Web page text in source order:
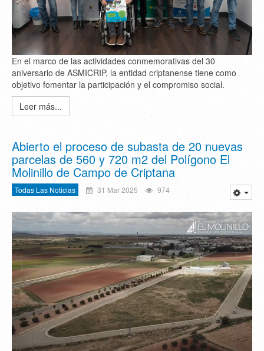
En el marco de las actividades conmemorativas del 30
aniversario de ASMICRIP, la entidad criptanense tiene como
objetivo fomentar la participación y el compromiso social.
Leer más...
Abierto el proceso de subasta de 20 nuevas
parcelas de 560 y 720 m2 del Polígono El
Molinillo de Campo de Criptana
Todas Las Noticias 31 Mar 2025 974